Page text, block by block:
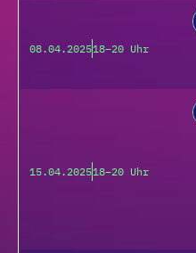
08.04.202518–20 Uhr
15.04.202518–20 Uhr